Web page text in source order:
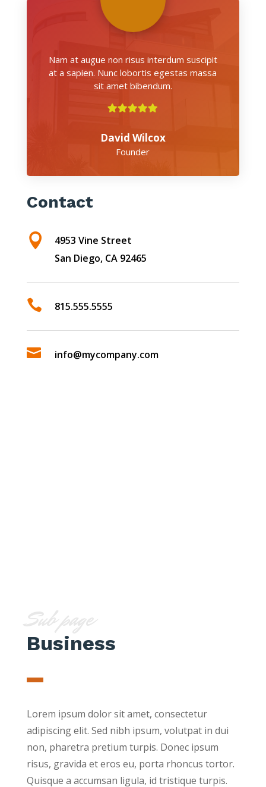
Nam at augue non risus interdum suscipit
at a sapien. Nunc lobortis egestas massa
sit amet bibendum.
David Wilcox
Founder
Contact

4953 Vine Street
San Diego, CA 92465
 815.555.5555
 info@mycompany.com
Sub page
Business
Lorem ipsum dolor sit amet, consectetur
adipiscing elit. Sed nibh ipsum, volutpat in dui
non, pharetra pretium turpis. Donec ipsum
risus, gravida et eros eu, porta rhoncus tortor.
Quisque a accumsan ligula, id tristique turpis.